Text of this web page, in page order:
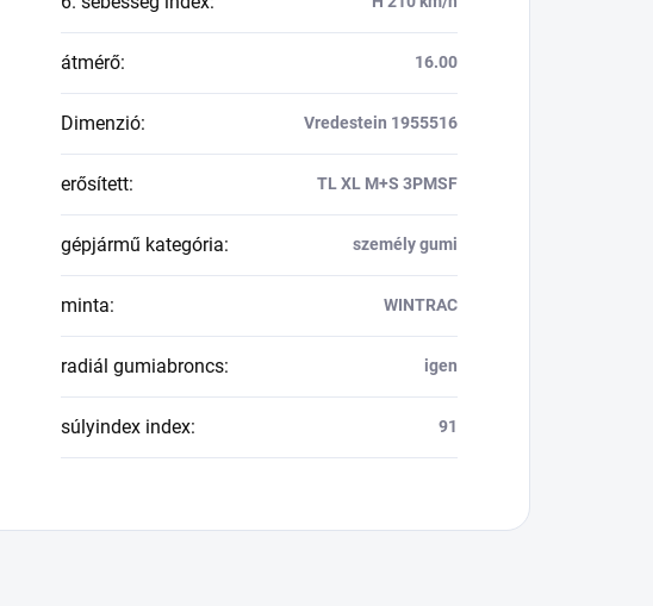
átmérő: 16.00
Dimenzió: Vredestein 1955516
erősített: TL XL M+S 3PMSF
gépjármű kategória: személy gumi
minta: WINTRAC
radiál gumiabroncs: igen
súlyindex index: 91